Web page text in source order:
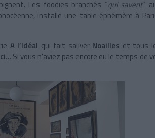
Les foodies branchés “qui savent”
installe une table éphémère à
A l’Idéal qui fait saliver Noailles et tous
… Si vous n'aviez pas encore eu le temps de